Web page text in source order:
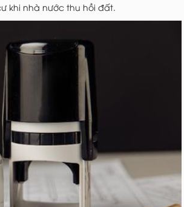
khi nhà nước thu hồi đất.